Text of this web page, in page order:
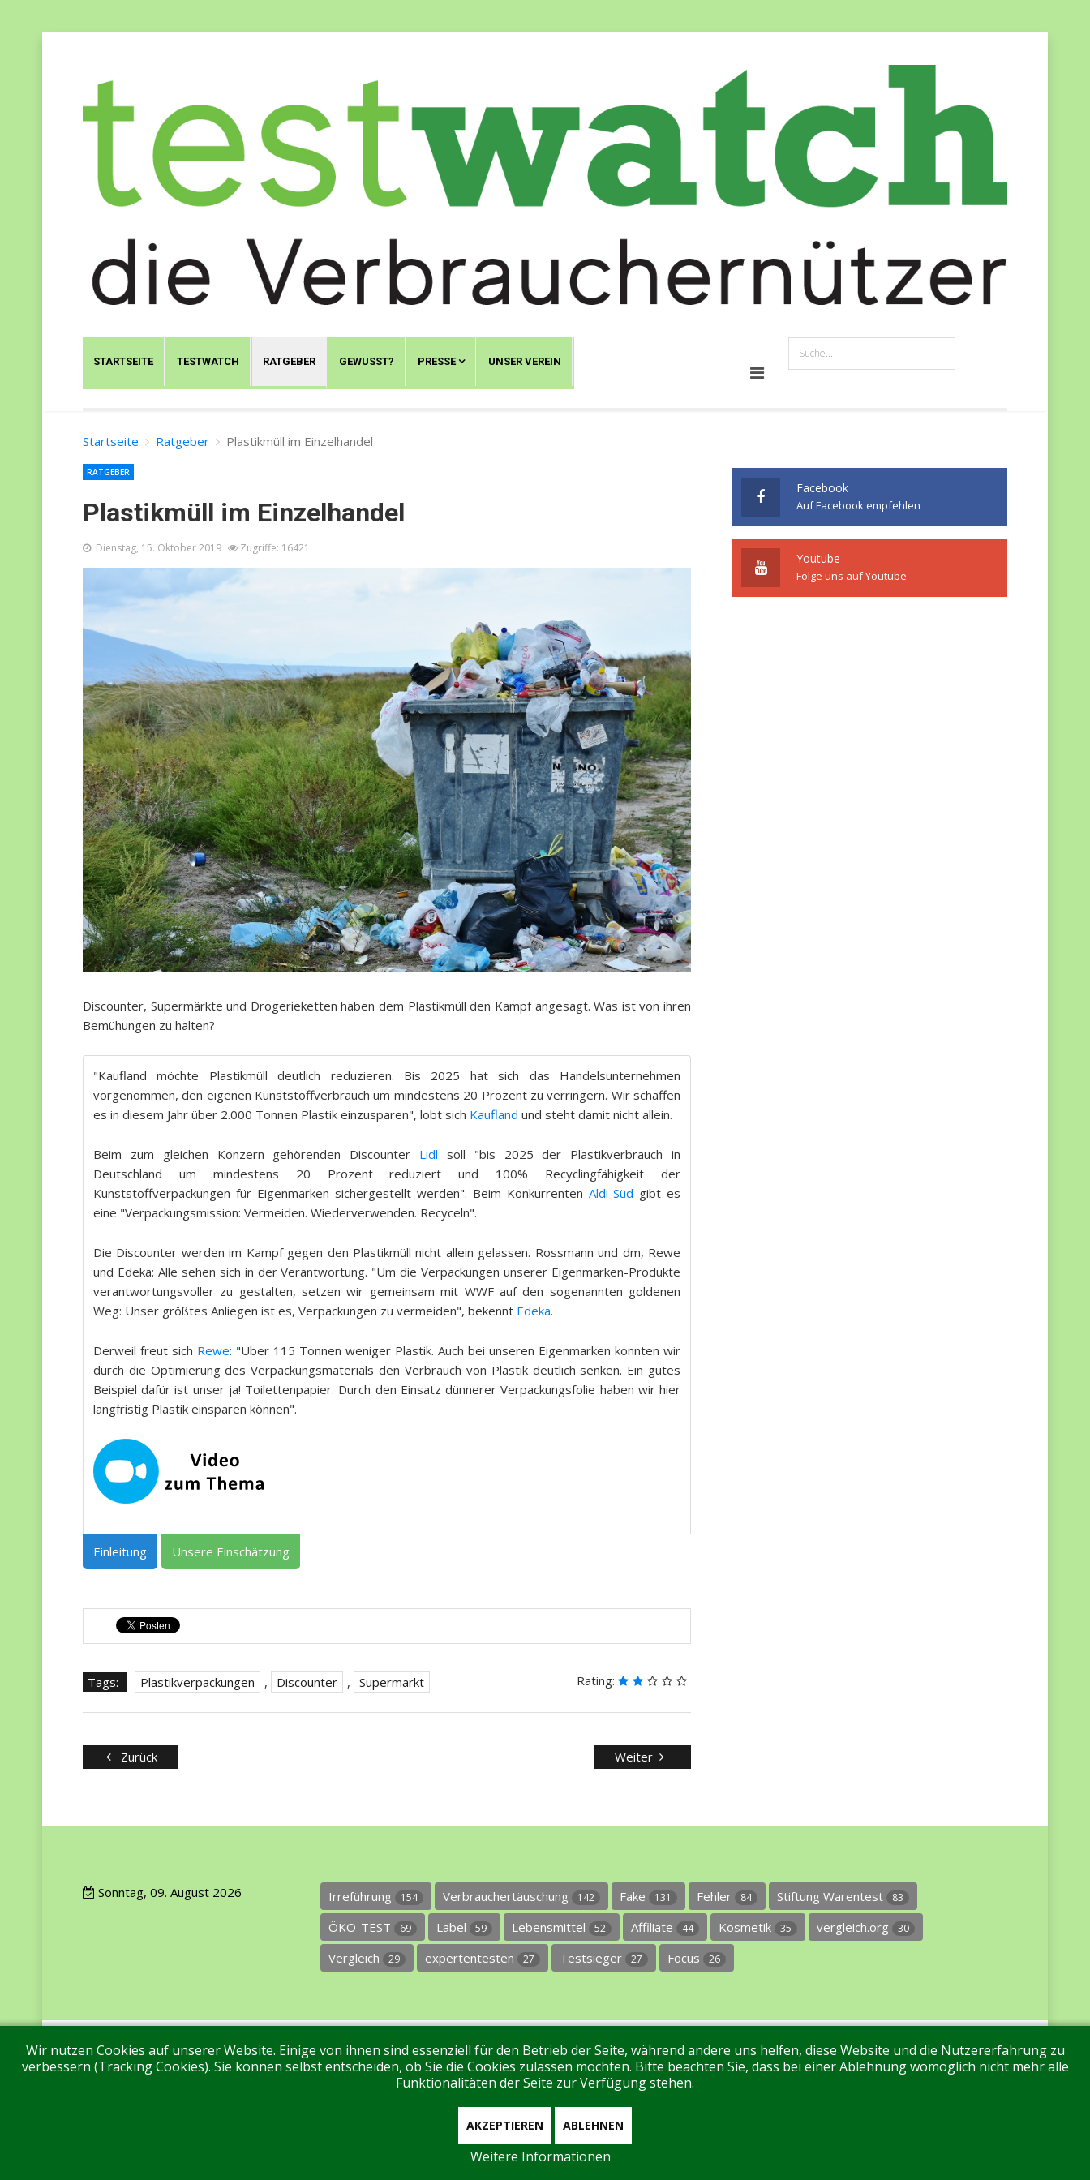
STARTSEITE TESTWATCH RATGEBER GEWUSST? PRESSE UNSER VEREIN
Startseite Ratgeber Plastikmüll im Einzelhandel
Plastikmüll im Einzelhandel
RATGEBER
Dienstag, 15. Oktober 2019 Zugriffe: 16421
Discounter, Supermärkte und Drogerieketten haben dem Plastikmüll den Kampf angesagt. Was ist von ihren
Bemühungen zu halten?
"Kaufland möchte Plastikmüll deutlich reduzieren. Bis 2025 hat sich das Handelsunternehmen
vorgenommen, den eigenen Kunststoffverbrauch um mindestens 20 Prozent zu verringern. Wir schaffen
es in diesem Jahr über 2.000 Tonnen Plastik einzusparen", lobt sich Kaufland und steht damit nicht allein.
Beim zum gleichen Konzern gehörenden Discounter Lidl soll "bis 2025 der Plastikverbrauch in
Deutschland um mindestens 20 Prozent reduziert und 100% Recyclingfähigkeit der
Kunststoffverpackungen für Eigenmarken sichergestellt werden". Beim Konkurrenten Aldi-Süd gibt es
eine "Verpackungsmission: Vermeiden. Wiederverwenden. Recyceln".
Die Discounter werden im Kampf gegen den Plastikmüll nicht allein gelassen. Rossmann und dm, Rewe
und Edeka: Alle sehen sich in der Verantwortung. "Um die Verpackungen unserer Eigenmarken-Produkte
verantwortungsvoller zu gestalten, setzen wir gemeinsam mit WWF auf den sogenannten goldenen
Weg: Unser größtes Anliegen ist es, Verpackungen zu vermeiden", bekennt Edeka.
Derweil freut sich Rewe: "Über 115 Tonnen weniger Plastik. Auch bei unseren Eigenmarken konnten wir
durch die Optimierung des Verpackungsmaterials den Verbrauch von Plastik deutlich senken. Ein gutes
Beispiel dafür ist unser ja! Toilettenpapier. Durch den Einsatz dünnerer Verpackungsfolie haben wir hier
langfristig Plastik einsparen können".
Einleitung Unsere Einschätzung
Tags: Plastikverpackungen , Discounter , Supermarkt Rating:
Zurück Weiter
Facebook
Auf Facebook empfehlen
Youtube
Folge uns auf Youtube
Sonntag, 09. August 2026 Irreführung 154 Verbrauchertäuschung 142 Fake 131 Fehler 84 Stiftung Warentest 83
ÖKO-TEST 69 Label 59 Lebensmittel 52 Affiliate 44 Kosmetik 35 vergleich.org 30
Vergleich 29 expertentesten 27 Testsieger 27 Focus 26
Impressum Datenschutz Über uns Kontakt Tags Unterstützen Sie uns! Login
Wir nutzen Cookies auf unserer Website. Einige von ihnen sind essenziell für den Betrieb der Seite, während andere uns helfen, diese Website und die Nutzererfahrung zu
verbessern (Tracking Cookies). Sie können selbst entscheiden, ob Sie die Cookies zulassen möchten. Bitte beachten Sie, dass bei einer Ablehnung womöglich nicht mehr alle
Funktionalitäten der Seite zur Verfügung stehen.
AKZEPTIEREN ABLEHNEN
Weitere Informationen